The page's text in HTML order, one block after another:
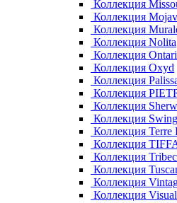
Коллекция
Коллекция
Коллекция
Коллекция Nolita
Коллекция
Коллекция Oxyd
Коллекция
Коллекция
Коллекция
Коллекция Swing
Коллекция Terre
Коллекция
Коллекция
Коллекция
Коллекция
Коллекция Visual